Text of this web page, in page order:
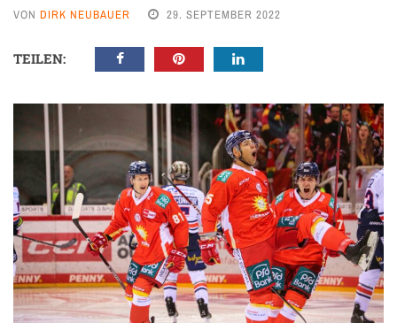
VON DIRK NEUBAUER 29. SEPTEMBER 2022
TEILEN: